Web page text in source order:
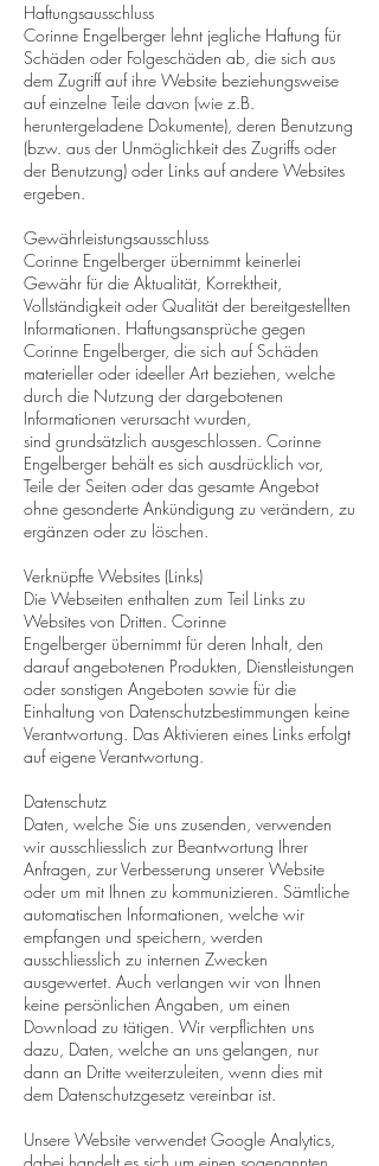
Haftungsausschluss
Corinne Engelberger lehnt jegliche Haftung für
Schäden oder Folgeschäden ab, die sich aus
dem Zugriff auf ihre Website beziehungsweise
auf einzelne Teile davon (wie z.B.
heruntergeladene Dokumente), deren Benutzung
(bzw. aus der Unmöglichkeit des Zugriffs oder
der Benutzung) oder Links auf andere Websites
ergeben.
Gewährleistungsausschluss
Corinne Engelberger übernimmt keinerlei
Gewähr für die Aktualität, Korrektheit,
Vollständigkeit oder Qualität der bereitgestellten
Informationen. Haftungsansprüche gegen
Corinne Engelberger, die sich auf Schäden
materieller oder ideeller Art beziehen, welche
durch die Nutzung der dargebotenen
Informationen verursacht wurden,
sind grundsätzlich ausgeschlossen. Corinne
Engelberger behält es sich ausdrücklich vor,
Teile der Seiten oder das gesamte Angebot
ohne gesonderte Ankündigung zu verändern, zu
ergänzen oder zu löschen.
Verknüpfte Websites (Links)
Die Webseiten enthalten zum Teil Links zu
Websites von Dritten. Corinne
Engelberger übernimmt für deren Inhalt, den
darauf angebotenen Produkten, Dienstleistungen
oder sonstigen Angeboten sowie für die
Einhaltung von Datenschutzbestimmungen keine
Verantwortung. Das Aktivieren eines Links erfolgt
auf eigene Verantwortung.
Datenschutz
Daten, welche Sie uns zusenden, verwenden
wir ausschliesslich zur Beantwortung Ihrer
Anfragen, zur Verbesserung unserer Website
oder um mit Ihnen zu kommunizieren. Sämtliche
automatischen Informationen, welche wir
empfangen und speichern, werden
ausschliesslich zu internen Zwecken
ausgewertet. Auch verlangen wir von Ihnen
keine persönlichen Angaben, um einen
Download zu tätigen. Wir verpflichten uns
dazu, Daten, welche an uns gelangen, nur
dann an Dritte weiterzuleiten, wenn dies mit
dem Datenschutzgesetz vereinbar ist.
Unsere Website verwendet Google Analytics,